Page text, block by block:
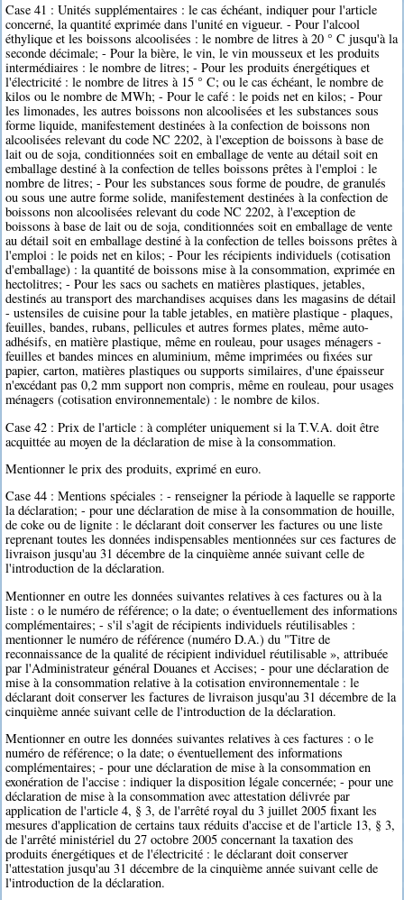
Case 41 : Unités supplémentaires : le cas échéant, indiquer pour l'article
concerné, la quantité exprimée dans l'unité en vigueur. - Pour l'alcool
éthylique et les boissons alcoolisées : le nombre de litres à 20 ° C jusqu'à la
seconde décimale; - Pour la bière, le vin, le vin mousseux et les produits
intermédiaires : le nombre de litres; - Pour les produits énergétiques et
l'électricité : le nombre de litres à 15 ° C; ou le cas échéant, le nombre de
kilos ou le nombre de MWh; - Pour le café : le poids net en kilos; - Pour
les limonades, les autres boissons non alcoolisées et les substances sous
forme liquide, manifestement destinées à la confection de boissons non
alcoolisées relevant du code NC 2202, à l'exception de boissons à base de
lait ou de soja, conditionnées soit en emballage de vente au détail soit en
emballage destiné à la confection de telles boissons prêtes à l'emploi : le
nombre de litres; - Pour les substances sous forme de poudre, de granulés
ou sous une autre forme solide, manifestement destinées à la confection de
boissons non alcoolisées relevant du code NC 2202, à l'exception de
boissons à base de lait ou de soja, conditionnées soit en emballage de vente
au détail soit en emballage destiné à la confection de telles boissons prêtes à
l'emploi : le poids net en kilos; - Pour les récipients individuels (cotisation
d'emballage) : la quantité de boissons mise à la consommation, exprimée en
hectolitres; - Pour les sacs ou sachets en matières plastiques, jetables,
destinés au transport des marchandises acquises dans les magasins de détail
- ustensiles de cuisine pour la table jetables, en matière plastique - plaques,
feuilles, bandes, rubans, pellicules et autres formes plates, même auto-
adhésifs, en matière plastique, même en rouleau, pour usages ménagers -
feuilles et bandes minces en aluminium, même imprimées ou fixées sur
papier, carton, matières plastiques ou supports similaires, d'une épaisseur
n'excédant pas 0,2 mm support non compris, même en rouleau, pour usages
ménagers (cotisation environnementale) : le nombre de kilos.
Case 42 : Prix de l'article : à compléter uniquement si la T.V.A. doit être
acquittée au moyen de la déclaration de mise à la consommation.
Mentionner le prix des produits, exprimé en euro.
Case 44 : Mentions spéciales : - renseigner la période à laquelle se rapporte
la déclaration; - pour une déclaration de mise à la consommation de houille,
de coke ou de lignite : le déclarant doit conserver les factures ou une liste
reprenant toutes les données indispensables mentionnées sur ces factures de
livraison jusqu'au 31 décembre de la cinquième année suivant celle de
l'introduction de la déclaration.
Mentionner en outre les données suivantes relatives à ces factures ou à la
liste : o le numéro de référence; o la date; o éventuellement des informations
complémentaires; - s'il s'agit de récipients individuels réutilisables :
mentionner le numéro de référence (numéro D.A.) du "Titre de
reconnaissance de la qualité de récipient individuel réutilisable », attribuée
par l'Administrateur général Douanes et Accises; - pour une déclaration de
mise à la consommation relative à la cotisation environnementale : le
déclarant doit conserver les factures de livraison jusqu'au 31 décembre de la
cinquième année suivant celle de l'introduction de la déclaration.
Mentionner en outre les données suivantes relatives à ces factures : o le
numéro de référence; o la date; o éventuellement des informations
complémentaires; - pour une déclaration de mise à la consommation en
exonération de l'accise : indiquer la disposition légale concernée; - pour une
déclaration de mise à la consommation avec attestation délivrée par
application de l'article 4, § 3, de l'arrêté royal du 3 juillet 2005 fixant les
mesures d'application de certains taux réduits d'accise et de l'article 13, § 3,
de l'arrêté ministériel du 27 octobre 2005 concernant la taxation des
produits énergétiques et de l'électricité : le déclarant doit conserver
l'attestation jusqu'au 31 décembre de la cinquième année suivant celle de
l'introduction de la déclaration.